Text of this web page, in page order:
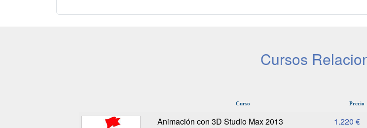
Cursos
Curso Precio
Animación con 3D Studio Max 2013 1.220 €